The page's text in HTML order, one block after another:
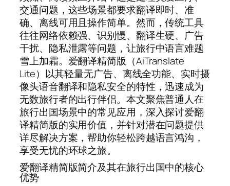
交通问题，这些场景都要求翻译即时、准
确、离线可用且操作简单。然而，传统工具
往往网络依赖强、识别慢、翻译生硬、广告
干扰、隐私泄露等问题，让旅行中语言难题
雪上加霜。爱翻译精简版（AiTranslate
Lite）以其轻量无广告、离线全功能、实时摄
像头语音翻译和隐私安全的特性，迅速成为
无数旅行者的出行伴侣。本文聚焦普通人在
旅行出国场景中的常见应用，深入探讨爱翻
译精简版的实用价值，并针对潜在问题提供
详尽解决方案，帮助你轻松跨越语言鸿沟，
享受无忧的环球之旅。
爱翻译精简版简介及其在旅行出国中的核心
优势